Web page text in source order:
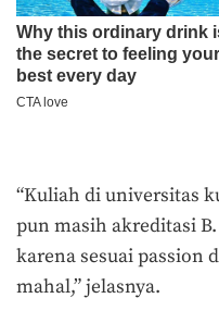
“Kuliah di universitas
pun masih akreditasi
karena sesuai passion
mahal,” jelasnya.